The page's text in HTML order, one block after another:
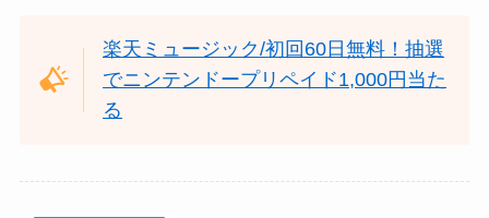
楽天ミュージック/初回60日無料！抽選
でニンテンドープリペイド1,000円当た
る